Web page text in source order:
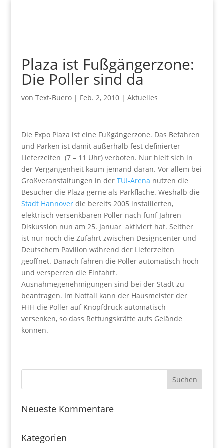
Plaza ist Fußgängerzone:
Die Poller sind da
von Text-Buero| Feb. 2, 2010| Aktuelles
Die Expo Plaza ist eine Fußgängerzone. Das Befahren
und Parken ist damit außerhalb fest definierter
Lieferzeiten (7 – 11 Uhr) verboten. Nur hielt sich in
der Vergangenheit kaum jemand daran. Vor allem bei
Großveranstaltungen in der TUI-Arena nutzen die
Besucher die Plaza gerne als Parkfläche. Weshalb die
Stadt Hannoverdie bereits 2005 installierten,
elektrisch versenkbaren Poller nach fünf Jahren
Diskussion nun am 25. Januar aktiviert hat. Seither
ist nur noch die Zufahrt zwischen Designcenter und
Deutschem Pavillon während der Lieferzeiten
geöffnet. Danach fahren die Poller automatisch hoch
und versperren die Einfahrt.
Ausnahmegenehmigungen sind bei der Stadt zu
beantragen. Im Notfall kann der Hausmeister der
FHH die Poller auf Knopfdruck automatisch
versenken, so dass Rettungskräfte aufs Gelände
können.
Neueste Kommentare
Kategorien